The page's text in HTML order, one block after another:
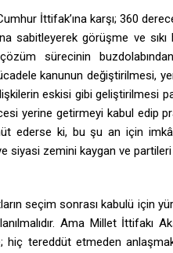
İttifak’ına karşı; 360
sabitleyerek görüşme ve
sürecinin
kanunun değiştirilmesi,
eskisi gibi geliştirilmesi
yerine getirmeyi kabul edip
ederse ki, bu şu an için
siyasi zemini kaygan ve partileri
seçim sonrası kabulü için
Ama Millet İttifakı
tereddüt etmeden anlaşmak